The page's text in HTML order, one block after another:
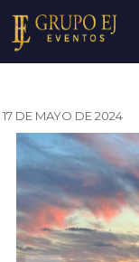
17 DE MAYO DE 2024